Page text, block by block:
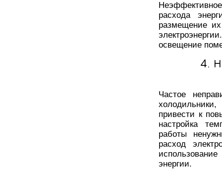
расхода
размещение
освещение
4.
Частое
привести к
настройка
работы
расход
энергии.